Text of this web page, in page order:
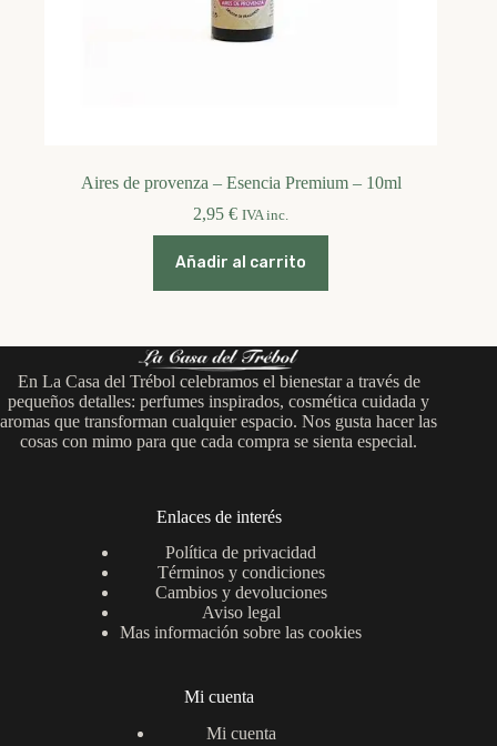
Aires de provenza – Esencia Premium – 10ml
2,95€ IVA inc.
Añadir al carrito
En La Casa del Trébol celebramos el bienestar a través de
pequeños detalles: perfumes inspirados, cosmética cuidada y
aromas que transforman cualquier espacio. Nos gusta hacer las
cosas con mimo para que cada compra se sienta especial.
Enlaces de interés
Política de privacidad
Términos y condiciones
Cambios y devoluciones
Aviso legal
Mas información sobre las cookies
Mi cuenta
Mi cuenta